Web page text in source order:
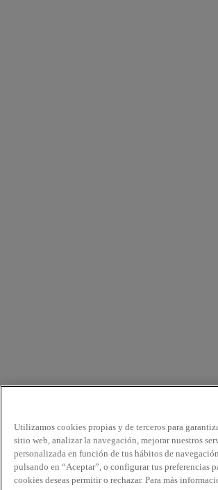
Utilizamos cookies propias y de terceros para
sitio web, analizar la navegación, mejorar nuestros
personalizada en función de tus hábitos de
pulsando en “Aceptar”, o configurar tus preferencias
cookies deseas permitir o rechazar. Para más